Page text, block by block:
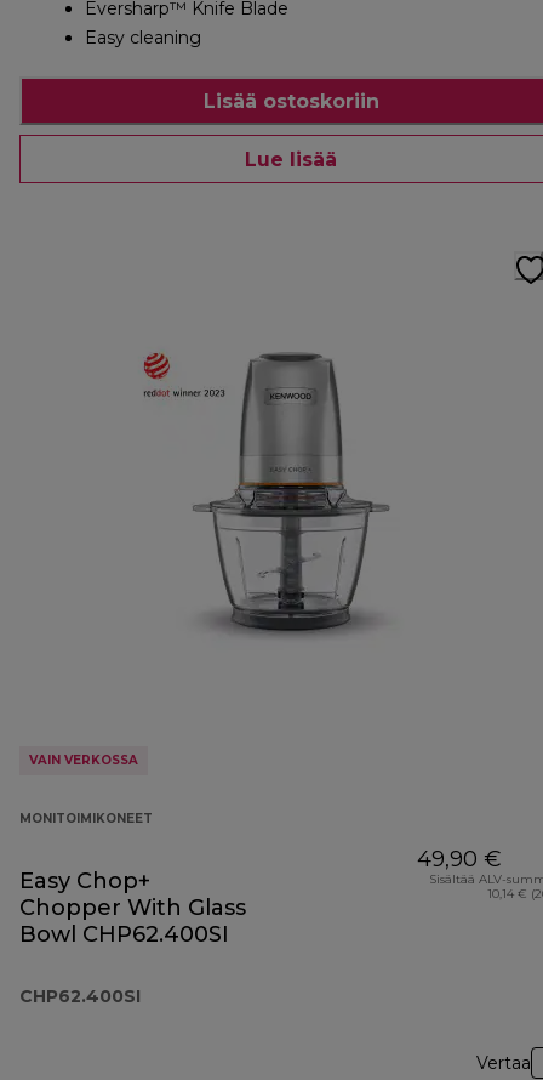
Eversharp™ Knife Blade
Easy cleaning
Lisää ostoskoriin
Lue lisää
VAIN VERKOSSA
MONITOIMIKONEET
Easy Chop+
Chopper With Glass
Bowl CHP62.400SI
CHP62.400SI
49,90 €
Sisältää ALV-
10,14 €
Vertaa